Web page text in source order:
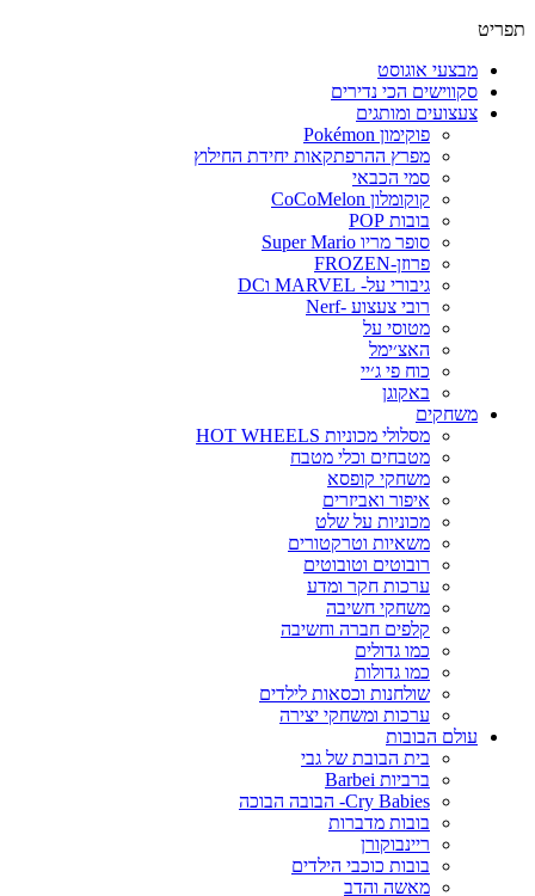
מבצעי אוגוסט
סקווישים הכי נדירים
צעצועים ומותגים
פוקימון Pokémon
מפרץ ההרפתקאות יחידת החילוץ
סמי הכבאי
קוקומלון CoCoMelon
בובות POP
סופר מריו Super Mario
פרוזן-FROZEN
גיבורי על- MARVEL וDC
רובי צעצוע -Nerf
מטוסי על
האצ׳ימל
כוח פי ג׳יי
באקוגן
משחקים
מסלולי מכוניות HOT WHEELS
מטבחים וכלי מטבח
משחקי קופסא
איפור ואביזרים
מכוניות על שלט
משאיות וטרקטורים
רובוטים וטובוטים
ערכות חקר ומדע
משחקי חשיבה
קלפים חברה וחשיבה
כמו גדולים
כמו גדולות
שולחנות וכסאות לילדים
ערכות ומשחקי יצירה
עולם הבובות
בית הבובת של גבי
ברביות Barbei
Cry Babies- הבובה הבוכה
בובות מדברות
ריינבוקורן
בובות כוכבי הילדים
מאשה והדב